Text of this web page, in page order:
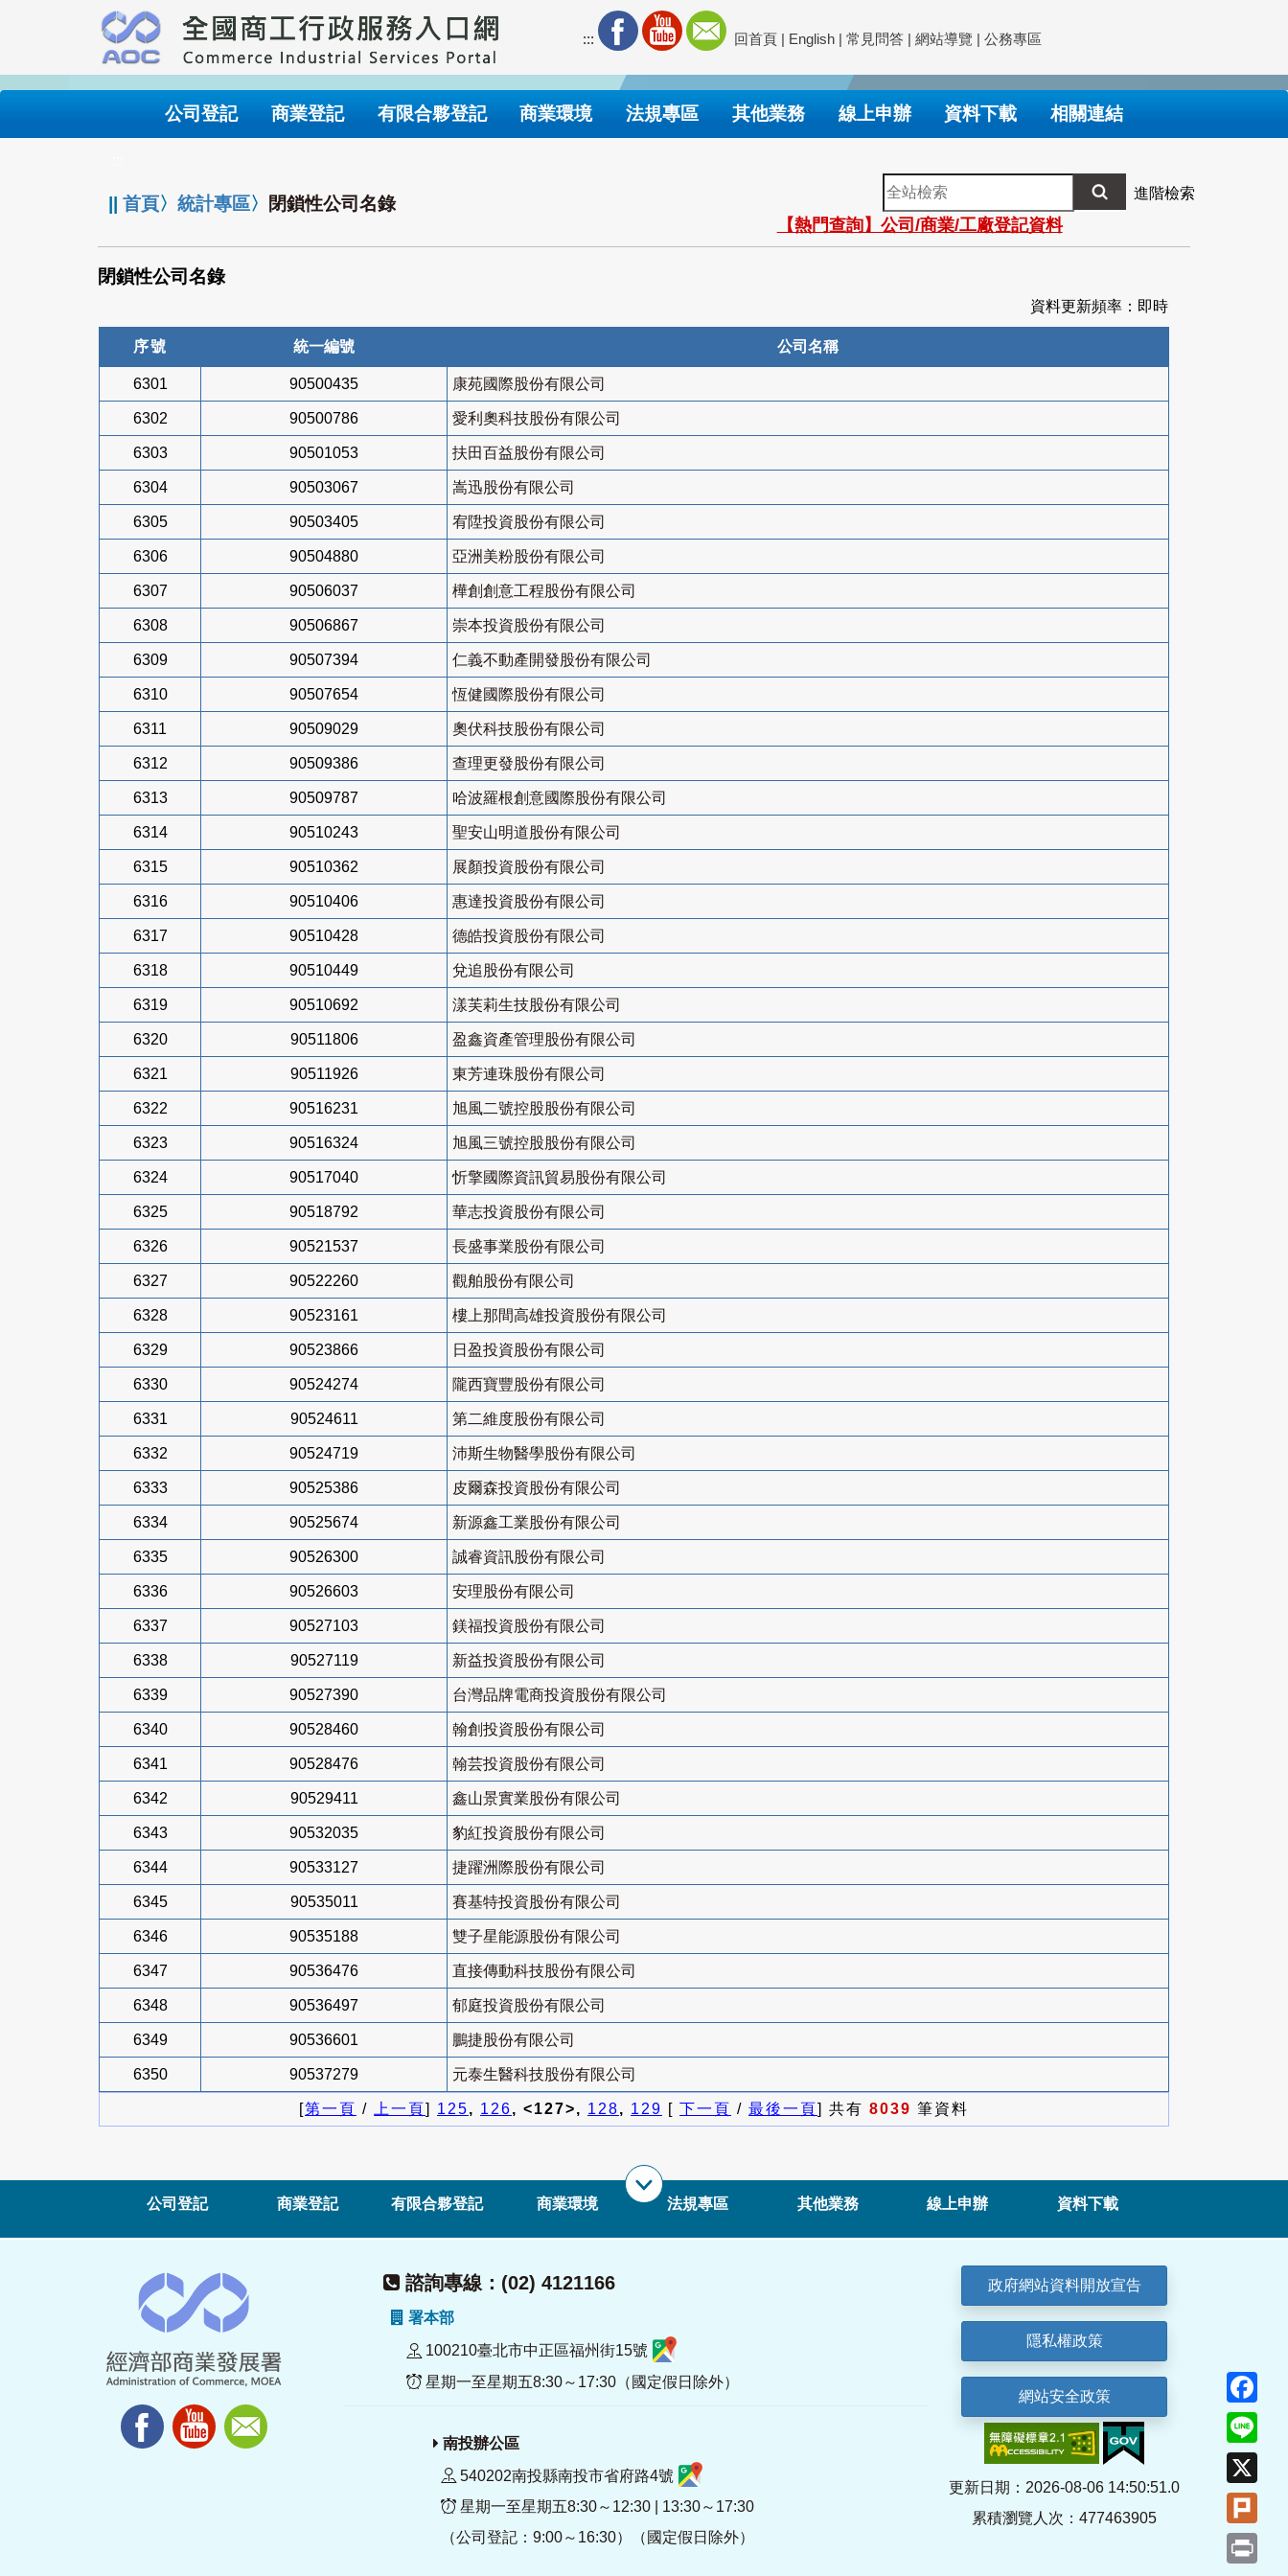
要
內
::: 回首頁 | English | 常見問答 | 網站導覽 | 公務專區
公司登記 商業登記 有限合夥登記 商業環境 法規專區 其他業務 線上申辦 資料下載 相關連結
||首頁〉統計專區〉 閉鎖性公司名錄
全
站
檢
索
進階檢索
【熱門查詢】公司/商業/工廠登記資料
閉鎖性公司名錄
資料更新頻率：即時
序號 統一編號 公司名稱
6301 90500435 康苑國際股份有限公司
6302 90500786 愛利奧科技股份有限公司
6303 90501053 扶田百益股份有限公司
6304 90503067 嵩迅股份有限公司
6305 90503405 宥陞投資股份有限公司
6306 90504880 亞洲美粉股份有限公司
6307 90506037 樺創創意工程股份有限公司
6308 90506867 崇本投資股份有限公司
6309 90507394 仁義不動產開發股份有限公司
6310 90507654 恆健國際股份有限公司
6311 90509029 奧伏科技股份有限公司
6312 90509386 查理更發股份有限公司
6313 90509787 哈波羅根創意國際股份有限公司
6314 90510243 聖安山明道股份有限公司
6315 90510362 展顏投資股份有限公司
6316 90510406 惠達投資股份有限公司
6317 90510428 德皓投資股份有限公司
6318 90510449 兌追股份有限公司
6319 90510692 漾芙莉生技股份有限公司
6320 90511806 盈鑫資產管理股份有限公司
6321 90511926 東芳連珠股份有限公司
6322 90516231 旭風二號控股股份有限公司
6323 90516324 旭風三號控股股份有限公司
6324 90517040 忻擎國際資訊貿易股份有限公司
6325 90518792 華志投資股份有限公司
6326 90521537 長盛事業股份有限公司
6327 90522260 觀舶股份有限公司
6328 90523161 樓上那間高雄投資股份有限公司
6329 90523866 日盈投資股份有限公司
6330 90524274 隴西寶豐股份有限公司
6331 90524611 第二維度股份有限公司
6332 90524719 沛斯生物醫學股份有限公司
6333 90525386 皮爾森投資股份有限公司
6334 90525674 新源鑫工業股份有限公司
6335 90526300 誠睿資訊股份有限公司
6336 90526603 安理股份有限公司
6337 90527103 鎂福投資股份有限公司
6338 90527119 新益投資股份有限公司
6339 90527390 台灣品牌電商投資股份有限公司
6340 90528460 翰創投資股份有限公司
6341 90528476 翰芸投資股份有限公司
6342 90529411 鑫山景實業股份有限公司
6343 90532035 豹紅投資股份有限公司
6344 90533127 捷躍洲際股份有限公司
6345 90535011 賽基特投資股份有限公司
6346 90535188 雙子星能源股份有限公司
6347 90536476 直接傳動科技股份有限公司
6348 90536497 郁庭投資股份有限公司
6349 90536601 鵬捷股份有限公司
6350 90537279 元泰生醫科技股份有限公司
[第一頁 / 上一頁] 125, 126, <127>, 128, 129 [ 下一頁 / 最後一頁] 共有 8039 筆資料
公司登記 商業登記 有限合夥登記 商業環境 法規專區 其他業務 線上申辦 資料下載
諮詢專線：(02) 4121166
署本部
100210臺北市中正區福州街15號
星期一至星期五8:30～17:30（國定假日除外）
南投辦公區
540202南投縣南投市省府路4號
星期一至星期五8:30～12:30 | 13:30～17:30
（公司登記：9:00～16:30）（國定假日除外）
政府網站資料開放宣告
隱私權政策
網站安全政策
更新日期：2026-08-06 14:50:51.0
累積瀏覽人次：477463905